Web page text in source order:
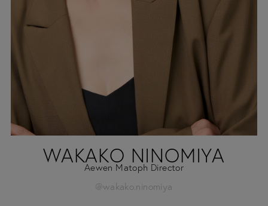
WAKAKO NINOMIYA
Aewen Matoph Director
@wakako.ninomiya